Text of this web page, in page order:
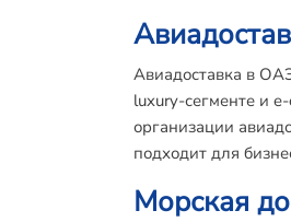
Авиадоставка в
luxury-сегменте и
организации
подходит для
Морская